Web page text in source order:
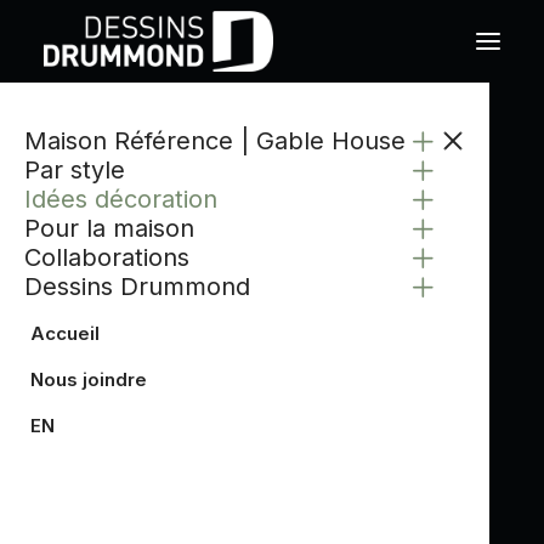
Maison Référence | Gable House
Par style
Idées décoration
Pour la maison
Collaborations
Dessins Drummond
Accueil
Nous joindre
EN